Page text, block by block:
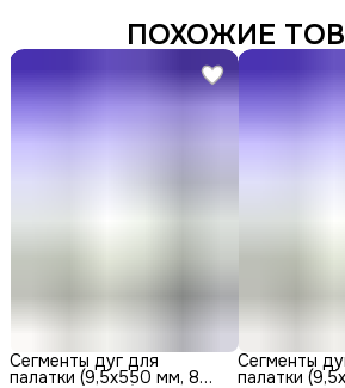
ПОХОЖИЕ
Сегменты дуг для
палатки (9,5х550 мм, 8
Сегменты
палатки